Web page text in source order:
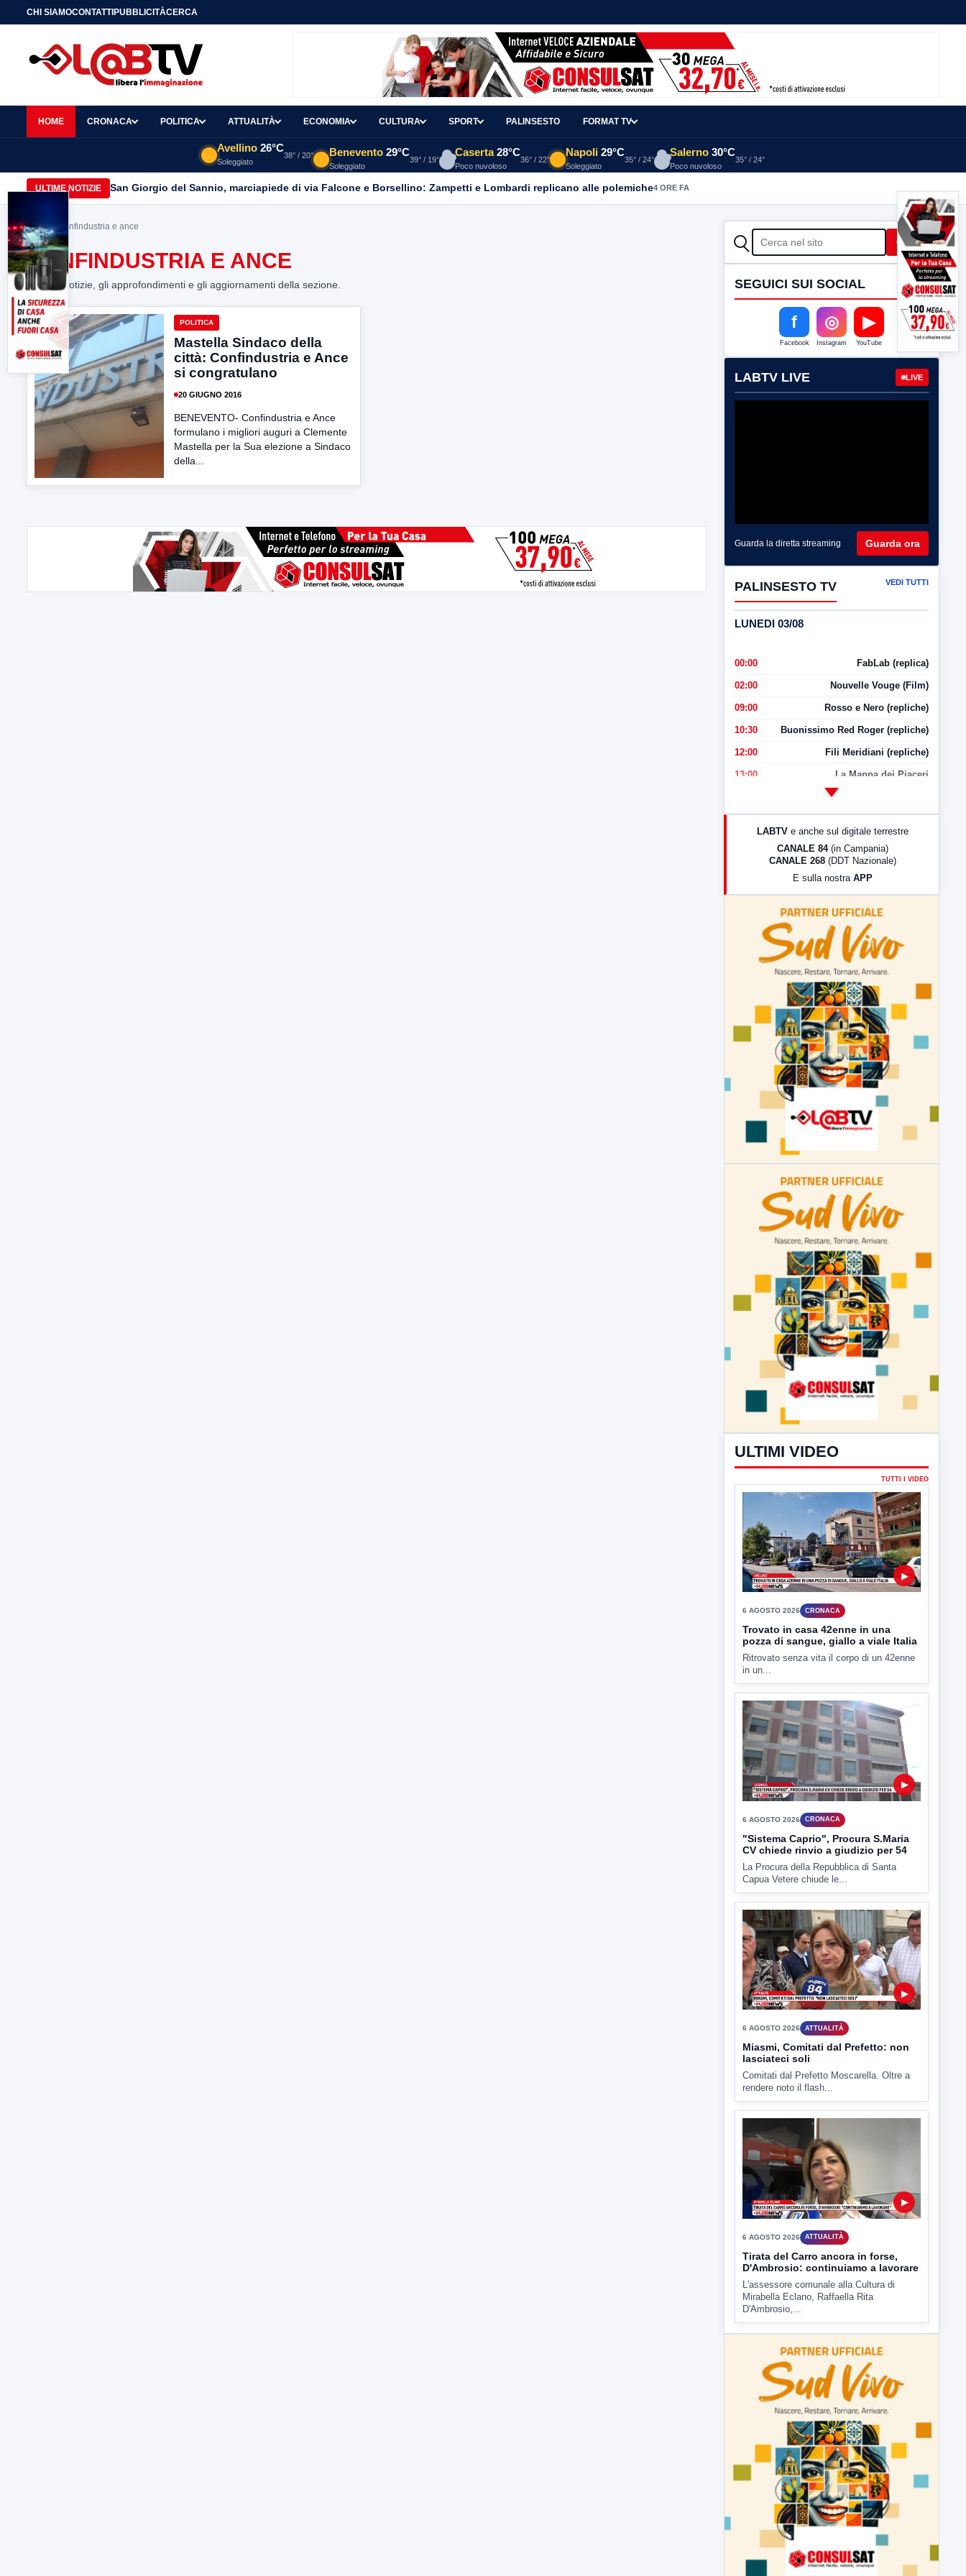
CHI SIAMOCONTATTIPUBBLICITÀCERCA
HOME CRONACA POLITICA ATTUALITÀ ECONOMIA CULTURA SPORT PALINSESTO FORMAT TV
Avellino 26°C
Soleggiato
38° / 20° Benevento 29°C
Soleggiato
39° / 19°
Caserta 28°C
Poco nuvoloso
36° / 22°
Napoli 29°C
Soleggiato
35° / 24°
Salerno 30°C
Poco nuvoloso
35° / 24°
ULTIME NOTIZIE San Giorgio del Sannio, marciapiede di via Falcone e Borsellino: Zampetti e Lombardi replicano alle polemiche4 ORE FA
Home> confindustria e ance
CONFINDUSTRIA E ANCE
Tutte le notizie, gli approfondimenti e gli aggiornamenti della sezione.
POLITICA
Mastella Sindaco della
città: Confindustria e Ance
si congratulano
20 GIUGNO 2016
BENEVENTO- Confindustria e Ance
formulano i migliori auguri a Clemente
Mastella per la Sua elezione a Sindaco
della...
CERCA Cerca
SEGUICI SUI SOCIAL
f
Facebook
◎
Instagram
▶
YouTube
LABTV LIVE LIVE
Guarda la diretta streaming Guarda ora
PALINSESTO TV VEDI TUTTI
LUNEDI 03/08
00:00 FabLab (replica)
02:00 Nouvelle Vouge (Film)
09:00 Rosso e Nero (repliche)
10:30 Buonissimo Red Roger (repliche)
12:00 Fili Meridiani (repliche)
13:00 La Mappa dei Piaceri
LabNews (Diretta)
LabNews (replica)
LABTV e anche sul digitale terrestre
CANALE 84 (in Campania)
CANALE 268 (DDT Nazionale)
E sulla nostra APP
ULTIMI VIDEO
▶
6 AGOSTO 2026 CRONACA
Trovato in casa 42enne in una
pozza di sangue, giallo a viale Italia
Ritrovato senza vita il corpo di un 42enne
▶
6 AGOSTO 2026
"Sistema Caprio", Procura S.Maria
CV chiede rinvio a giudizio per 54
La Procura della Repubblica di Santa
Capua Vetere chiude le...
▶
6 AGOSTO 2026 ATTUALITÀ
Miasmi, Comitati dal Prefetto: non
lasciateci soli
Comitati dal Prefetto Moscarella. Oltre a
rendere noto il flash...
6 AGOSTO 2026 ATTUALITÀ
Tirata del Carro ancora in forse,
D'Ambrosio: continuiamo a lavorare
L'assessore comunale alla Cultura di
Mirabella Eclano, Raffaella Rita
D'Ambrosio,...